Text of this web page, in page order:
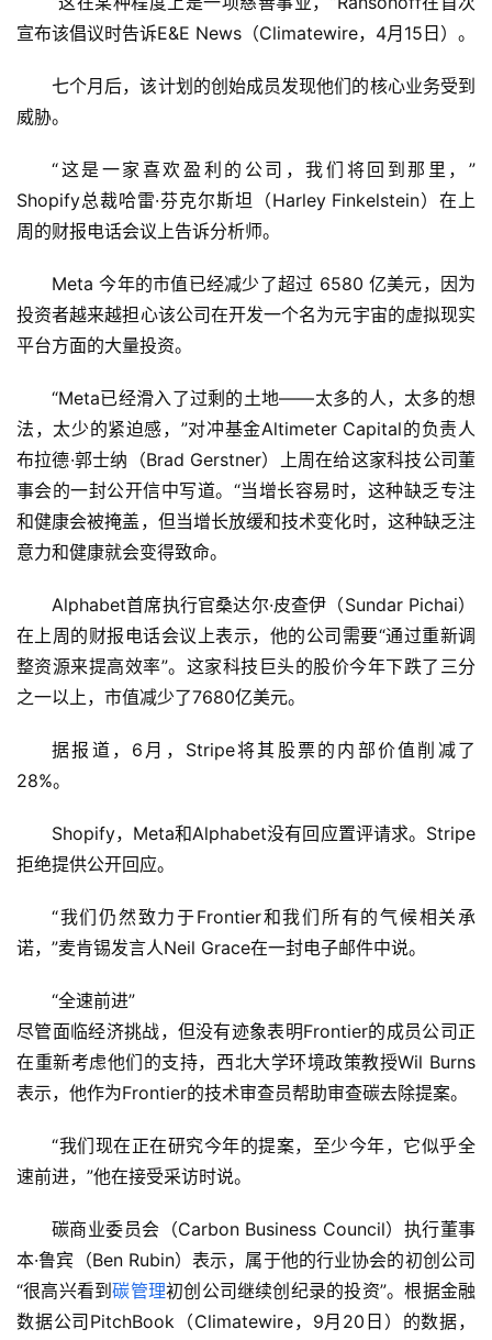
科
讯
投
纪
说
新
新
商
专
栏
宣布该倡议时告诉E&E News（Climatewire，4月15日）。
七个月后，该计划的创始成员发现他们的核心业务受到
威胁。
“这是一家喜欢盈利的公司，我们将回到那里，”
Shopify总裁哈雷·芬克尔斯坦（Harley Finkelstein）在上
周的财报电话会议上告诉分析师。
Meta 今年的市值已经减少了超过 6580 亿美元，因为
投资者越来越担心该公司在开发一个名为元宇宙的虚拟现实
平台方面的大量投资。
“Meta已经滑入了过剩的土地——太多的人，太多的想
法，太少的紧迫感，”对冲基金Altimeter Capital的负责人
布拉德·郭士纳（Brad Gerstner）上周在给这家科技公司董
事会的一封公开信中写道。“当增长容易时，这种缺乏专注
和健康会被掩盖，但当增长放缓和技术变化时，这种缺乏注
意力和健康就会变得致命。
Alphabet首席执行官桑达尔·皮查伊（Sundar Pichai）
在上周的财报电话会议上表示，他的公司需要“通过重新调
整资源来提高效率”。这家科技巨头的股价今年下跌了三分
之一以上，市值减少了7680亿美元。
据报道，6月，Stripe将其股票的内部价值削减了
28%。
Shopify，Meta和Alphabet没有回应置评请求。Stripe
拒绝提供公开回应。
“我们仍然致力于Frontier和我们所有的气候相关承
诺，”麦肯锡发言人Neil Grace在一封电子邮件中说。
“全速前进”
尽管面临经济挑战，但没有迹象表明Frontier的成员公司正
在重新考虑他们的支持，西北大学环境政策教授Wil Burns
表示，他作为Frontier的技术审查员帮助审查碳去除提案。
“我们现在正在研究今年的提案，至少今年，它似乎全
速前进，”他在接受采访时说。
碳商业委员会（Carbon Business Council）执行董事
本·鲁宾（Ben Rubin）表示，属于他的行业协会的初创公司
“很高兴看到碳管理初创公司继续创纪录的投资”。根据金融
数据公司PitchBook（Climatewire，9月20日）的数据，